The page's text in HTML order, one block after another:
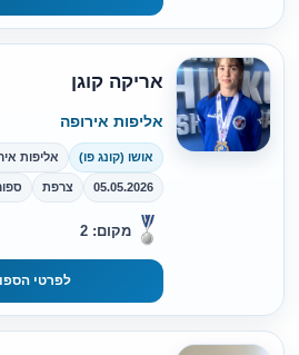
אריקה קוגן
אליפות אירופה
אושו (קונג פו) אליפות
05.05.2026 צרפת
מקום: 2
לפרטי